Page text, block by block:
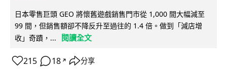
日本零售巨頭 GEO 將懷舊遊戲銷售門市從 1,000 間大幅減至
99 間，但銷售額卻不降反升至過往的 1.4 倍。做到「減店增
收」奇蹟，...
閱讀全文
215 18 ↗ 分享